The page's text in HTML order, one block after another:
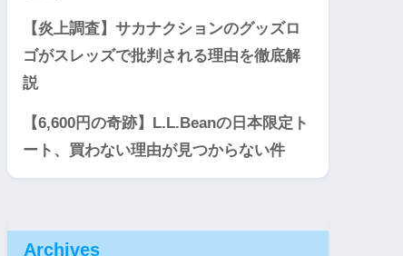
【炎上調査】サカナクションのグッズロ
ゴがスレッズで批判される理由を徹底解
説
【6,600円の奇跡】L.L.Beanの日本限定ト
ート、買わない理由が見つからない件
Archives